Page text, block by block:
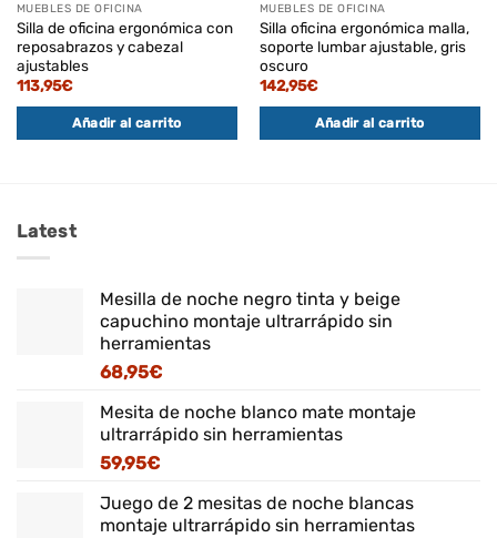
MUEBLES DE OFICINA
Silla de oficina ergonómica con
reposabrazos y cabezal
ajustables
113,95€
Añadir al carrito
MUEBLES DE OFICINA
Silla oficina ergonómica malla,
soporte lumbar ajustable, gris
oscuro
142,95€
Añadir al carrito
Latest
Mesilla de noche negro tinta y beige
capuchino montaje ultrarrápido sin
herramientas
68,95€
Mesita de noche blanco mate montaje
ultrarrápido sin herramientas
59,95€
Juego de 2 mesitas de noche blancas
montaje ultrarrápido sin herramientas